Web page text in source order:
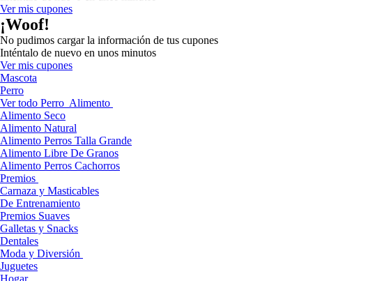
Ver mis cupones
¡Woof!
No pudimos cargar la información de tus cupones
Inténtalo de nuevo en unos minutos
Ver mis cupones
Mascota
Perro
Ver todo Perro Alimento
Alimento Seco
Alimento Natural
Alimento Perros Talla Grande
Alimento Libre De Granos
Alimento Perros Cachorros
Premios
Carnaza y Masticables
De Entrenamiento
Premios Suaves
Galletas y Snacks
Dentales
Moda y Diversión
Juguetes
Hogar